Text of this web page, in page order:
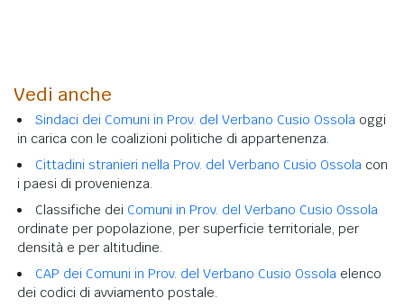
Vedi anche
Sindaci dei Comuni in Prov. del Verbano Cusio Ossola oggi
in carica con le coalizioni politiche di appartenenza.
Cittadini stranieri nella Prov. del Verbano Cusio Ossola con
i paesi di provenienza.
Classifiche dei Comuni in Prov. del Verbano Cusio Ossola
ordinate per popolazione, per superficie territoriale, per
densità e per altitudine.
CAP dei Comuni in Prov. del Verbano Cusio Ossola elenco
dei codici di avviamento postale.